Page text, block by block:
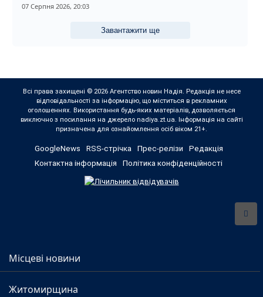
07 Серпня 2026, 20:03
Завантажити ще
Всі права захищені © 2026 Агентство новин Надія. Редакція не несе
відповідальності за інформацію, що міститься в рекламних
оголошеннях. Використання будь-яких матеріалів, дозволяється
виключно з посилання на джерело nadiya.zt.ua. Інформація на сайті
призначена для ознайомлення осіб віком 21+.
GoogleNews RSS-стрічка Прес-релізи
Редакція
Контактна інформація
Політика конфіденційності
Місцеві новини
Житомирщина